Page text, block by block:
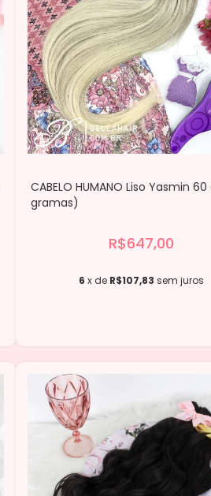
CABELO HUMANO Liso Yasmin
gramas)
R$647,00
6 x de R$107,83 sem juros